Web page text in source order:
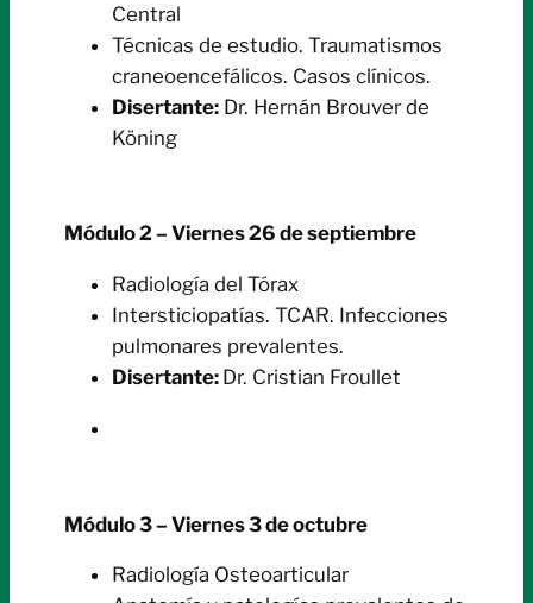
Central
Técnicas de estudio. Traumatismos
craneoencefálicos. Casos clínicos.
Disertante: Dr. Hernán Brouver de
Köning
Módulo 2 – Viernes 26 de septiembre
Radiología del Tórax
Intersticiopatías. TCAR. Infecciones
pulmonares prevalentes.
Disertante: Dr. Cristian Froullet
Módulo 3 – Viernes 3 de octubre
Radiología Osteoarticular